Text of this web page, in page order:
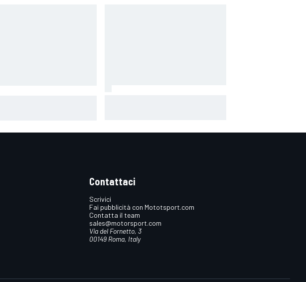
Contattaci
Scrivici
Fai pubblicità con Mototsport.com
Contatta il team
sales@motorsport.com
Via del Fornetto, 3
00149 Roma, Italy